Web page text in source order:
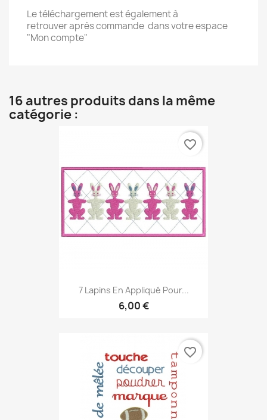
Le téléchargement est également à
retrouver après commande dans votre espace
"Mon compte"
16 autres produits dans la même
catégorie :
7 Lapins En Appliqué Pour...
6,00 €
favorite_border
favorite_border